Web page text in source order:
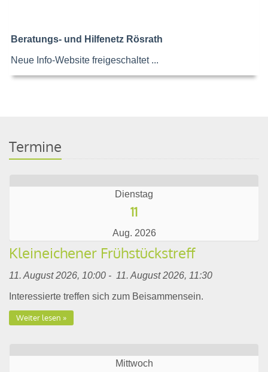
Beratungs- und Hilfenetz Rösrath
Neue Info-Website freigeschaltet ...
Termine
Dienstag
11
Aug. 2026
Kleineichener Frühstückstreff
11. August 2026, 10:00 - 11. August 2026, 11:30
Interessierte treffen sich zum Beisammensein.
Weiter lesen
Mittwoch